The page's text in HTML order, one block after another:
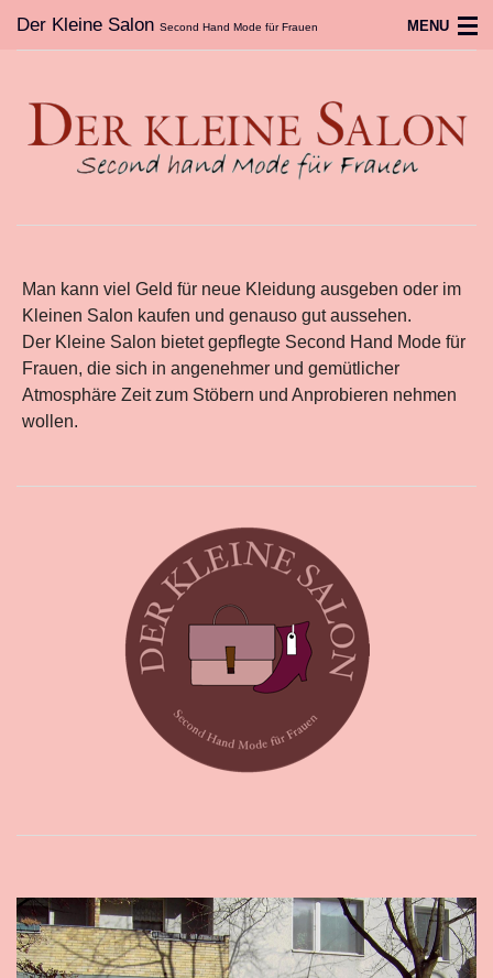
Der Kleine Salon Second Hand Mode für Frauen MENU
Der Kleine Salon
Sortiment
Warenannahme
Man kann viel Geld für neue Kleidung ausgeben oder im
Kleinen Salon kaufen und genauso gut aussehen.
Der Kleine Salon bietet gepflegte Second Hand Mode für
Frauen, die sich in angenehmer und gemütlicher
Atmosphäre Zeit zum Stöbern und Anprobieren nehmen
wollen.